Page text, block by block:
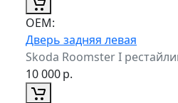
ОЕМ:
Дверь задняя левая
Skoda Roomster I
10 000р.